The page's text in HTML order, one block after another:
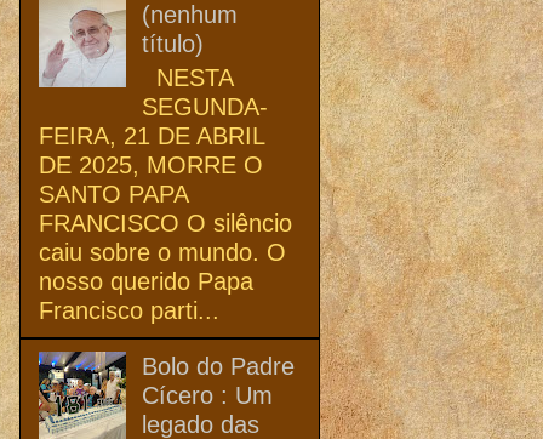
(nenhum
título)
NESTA
SEGUNDA-
FEIRA, 21 DE ABRIL
DE 2025, MORRE O
SANTO PAPA
FRANCISCO O silêncio
caiu sobre o mundo. O
nosso querido Papa
Francisco parti...
Bolo do Padre
Cícero : Um
legado das